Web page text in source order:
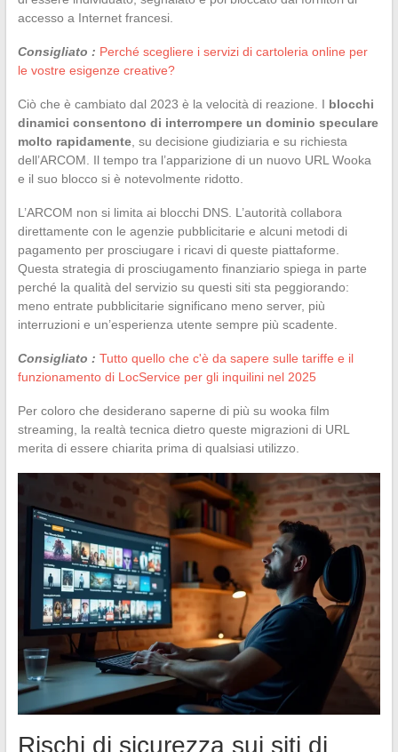
accesso a Internet francesi.
Consigliato : Perché scegliere i servizi di cartoleria online per
le vostre esigenze creative?
Ciò che è cambiato dal 2023 è la velocità di reazione. I blocchi
dinamici consentono di interrompere un dominio speculare
molto rapidamente, su decisione giudiziaria e su richiesta
dell’ARCOM. Il tempo tra l’apparizione di un nuovo URL Wooka
e il suo blocco si è notevolmente ridotto.
L’ARCOM non si limita ai blocchi DNS. L’autorità collabora
direttamente con le agenzie pubblicitarie e alcuni metodi di
pagamento per prosciugare i ricavi di queste piattaforme.
Questa strategia di prosciugamento finanziario spiega in parte
perché la qualità del servizio su questi siti sta peggiorando:
meno entrate pubblicitarie significano meno server, più
interruzioni e un’esperienza utente sempre più scadente.
Consigliato : Tutto quello che c'è da sapere sulle tariffe e il
funzionamento di LocService per gli inquilini nel 2025
Per coloro che desiderano saperne di più su wooka film
streaming, la realtà tecnica dietro queste migrazioni di URL
merita di essere chiarita prima di qualsiasi utilizzo.
Rischi di sicurezza sui siti di